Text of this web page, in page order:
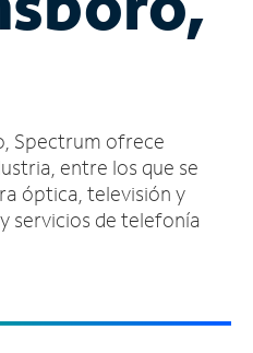
Spectrum ofrece
entre los que se
óptica, televisión y
servicios de telefonía